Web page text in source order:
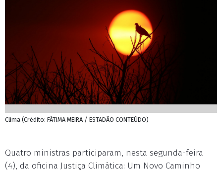
Clima (Crédito: FÁTIMA MEIRA / ESTADÃO CONTEÚDO)
Quatro ministras participaram, nesta segunda-feira
(4), da oficina Justiça Climática: Um Novo Caminho